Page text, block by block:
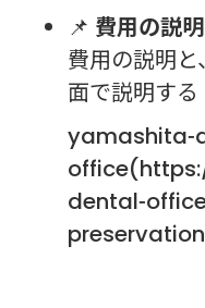
📌 費用の説明
費用の説明
面で説明する
yamashita-
dental-